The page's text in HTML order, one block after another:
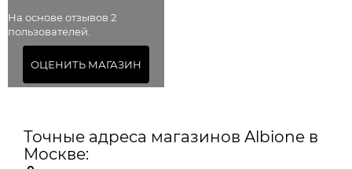
На основе отзывов 2
пользователей.
ОЦЕНИТЬ МАГАЗИН
Точные адреса магазинов Albione в
Москве: